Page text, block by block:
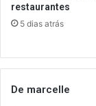
restaurantes
5 dias atrás
De marcelle